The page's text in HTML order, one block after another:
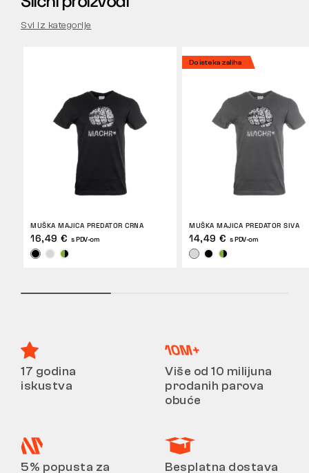
Svi iz kategorije
MUŠKA MAJICA PREDATOR CRNA
16,49 € s PDV-om
Do isteka zaliha
MUŠKA MAJICA PREDATOR SIVA
14,49 € s PDV-om
17 godina
iskustva
Više od 10 milijuna
prodanih parova
obuće
5% popusta za
Besplatna dostava